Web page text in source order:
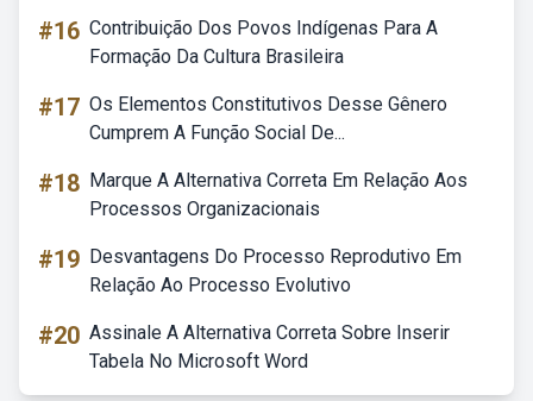
#16 Contribuição Dos Povos Indígenas Para A
Formação Da Cultura Brasileira
#17 Os Elementos Constitutivos Desse Gênero
Cumprem A Função Social De...
#18 Marque A Alternativa Correta Em Relação Aos
Processos Organizacionais
#19 Desvantagens Do Processo Reprodutivo Em
Relação Ao Processo Evolutivo
#20 Assinale A Alternativa Correta Sobre Inserir
Tabela No Microsoft Word